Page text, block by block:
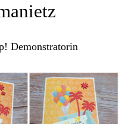
Demonstratorin